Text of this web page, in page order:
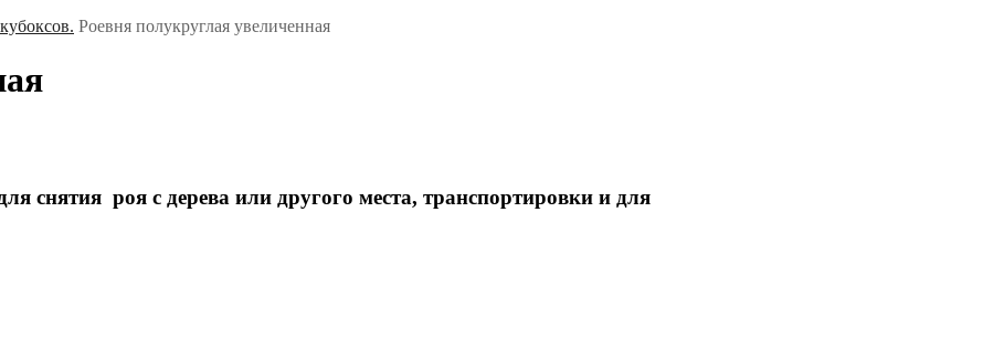
Роевня полукруглая увеличенная
снятия роя с дерева или другого места, транспортировки и для